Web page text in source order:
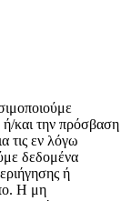
ή/και την πρόσβαση
τις εν λόγω
δεδομένα
ή
Η μη